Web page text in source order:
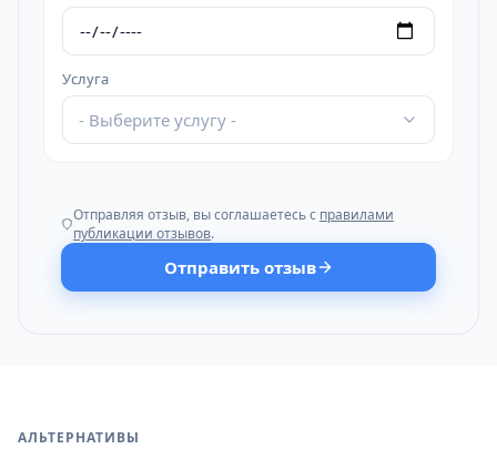
Услуга
- Выберите услугу -
Отправляя отзыв, вы соглашаетесь с правилами
публикации отзывов.
Отправить отзыв
АЛЬТЕРНАТИВЫ